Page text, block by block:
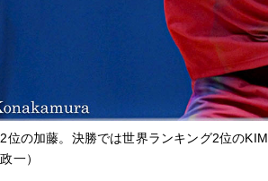
位の加藤。決勝では世界ランキング2位の
一）